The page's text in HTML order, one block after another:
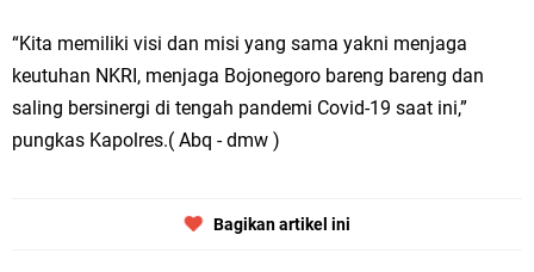
“Kita memiliki visi dan misi yang sama yakni menjaga
keutuhan NKRI, menjaga Bojonegoro bareng bareng dan
saling bersinergi di tengah pandemi Covid-19 saat ini,”
pungkas Kapolres.( Abq - dmw )
Bagikan artikel ini